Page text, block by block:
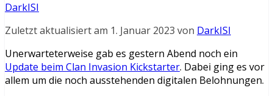
DarkISI
Zuletzt aktualisiert am 1. Januar 2023 von DarkISI
Unerwarteterweise gab es gestern Abend noch ein
Update beim Clan Invasion Kickstarter. Dabei ging es vor
allem um die noch ausstehenden digitalen Belohnungen.